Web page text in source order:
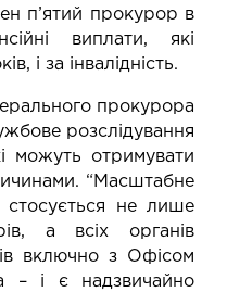
п’ятий прокурор в
виплати, які
і за інвалідність.
прокурора
розслідування
можуть отримувати
“Масштабне
стосується не лише
а всіх органів
включно з Офісом
– і є надзвичайно